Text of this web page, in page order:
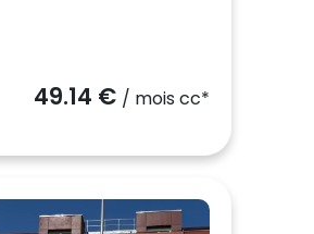
49.14 € / mois cc*